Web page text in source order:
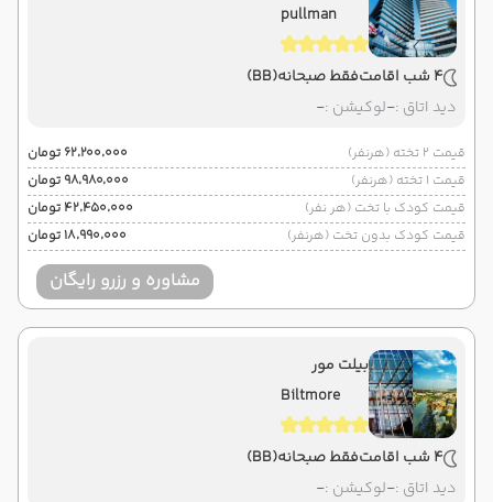
pullman
4 شب اقامت فقط صبحانه(BB)
دید اتاق :-لوکیشن :-
قیمت 2 تخته (هرنفر)
۶۲٬۲۰۰٬۰۰۰ تومان
قیمت 1 تخته (هرنفر)
۹۸٬۹۸۰٬۰۰۰ تومان
قیمت کودک با تخت (هر نفر)
۴۲٬۴۵۰٬۰۰۰ تومان
قیمت کودک بدون تخت (هرنفر)
۱۸٬۹۹۰٬۰۰۰ تومان
مشاوره و رزرو رایگان
بیلت مور
Biltmore
4 شب اقامت فقط صبحانه(BB)
دید اتاق :-لوکیشن :-